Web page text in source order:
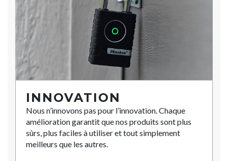
INNOVATION
Nous n’innovons pas pour l’innovation. Chaque
amélioration garantit que nos produits sont plus
sûrs, plus faciles à utiliser et tout simplement
meilleurs que les autres.